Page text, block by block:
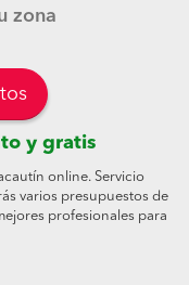
zona
y gratis
online. Servicio
varios presupuestos de
profesionales para